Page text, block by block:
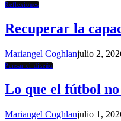
Reflexiones
Recuperar la
Mariangel Coghlanjulio 2,
Pensar el diseño
Lo que el fútbol
Mariangel Coghlanjulio 1,